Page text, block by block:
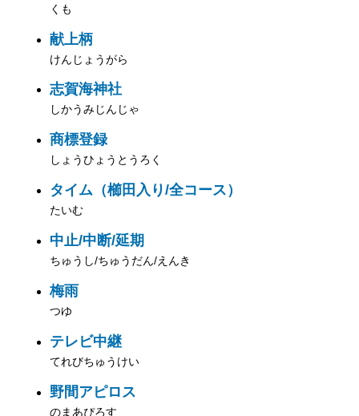
くも
献上柄
けんじょうがら
志賀海神社
しかうみじんじゃ
商標登録
しょうひょうとうろく
タイム（櫛田入り/全コース）
たいむ
中止/中断/延期
ちゅうし/ちゅうだん/えんき
梅雨
つゆ
テレビ中継
てれびちゅうけい
野間アピロス
のまあぴろす